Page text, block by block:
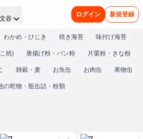
谷
ログイン 新規登録
わかめ・ひじき 焼き海苔 味付け海苔
焼) 唐揚げ粉・パン粉 片栗粉・きな粉
雑穀・麦 お魚缶 お肉缶 果物缶
他の乾物・瓶缶詰・粉類